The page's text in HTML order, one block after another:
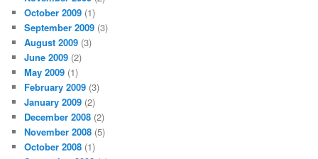
October 2009 (1)
September 2009 (3)
August 2009 (3)
June 2009 (2)
May 2009 (1)
February 2009 (3)
January 2009 (2)
December 2008 (2)
November 2008 (5)
October 2008 (1)